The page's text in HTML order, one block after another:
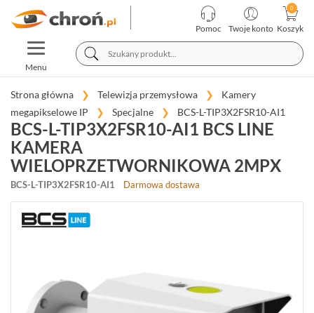
Pomoc Twoje konto Koszyk
TOGGLE
NAVIGATION
Menu
KATEGORIE
PRODUCENCI
TELEWIZJA
PRZEMYSŁOWA
KAMERY
MEGAPIKSELOWE
IP
(953)
KOPUŁKOWE
(393)
(345)
FISHEYE
(14)
Strona główna Telewizja przemysłowa
Kamery
megapikselowe IP
Specjalne BCS-L-TIP3X2FSR10-AI1
BCS-L-TIP3X2FSR10-AI1 BCS LINE
KAMERA
WIELOPRZETWORNIKOWA 2MPX
BCS-L-TIP3X2FSR10-AI1 Darmowa dostawa